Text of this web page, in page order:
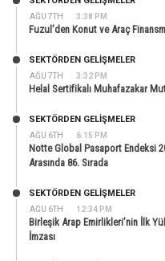
AĞU 7TH 3:38 PM
Fuzul’den Konut ve Araç
AĞU 7TH 3:32 PM
SEKTÖRDEN GELIŞMELER
Helal Sertifikalı Muhafazakar
AĞU 6TH 6:15 PM
SEKTÖRDEN GELIŞMELER
Notte Global Pasaport Endeksi
Arasında 86. Sırada
AĞU 6TH 12:34 PM
SEKTÖRDEN GELIŞMELER
Birleşik Arap Emirlikleri’nin İlk
İmzası